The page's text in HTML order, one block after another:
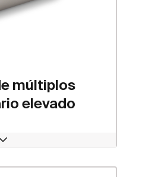
múltiplos
elevado
Open